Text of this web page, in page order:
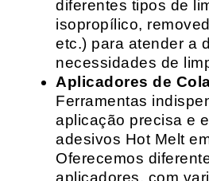
diferentes tipos de
isopropílico,
etc.) para atender a
necessidades de
Aplicadores de
Ferramentas
aplicação precisa e
adesivos Hot Melt
Oferecemos
aplicadores, com